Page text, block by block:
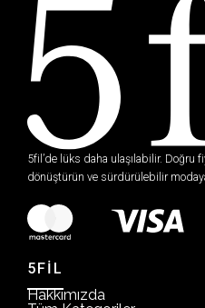
5fil’de lüks daha ulaşılabilir. Doğru
dönüştürün ve sürdürülebilir modaya
5FİL
Hakkımızda